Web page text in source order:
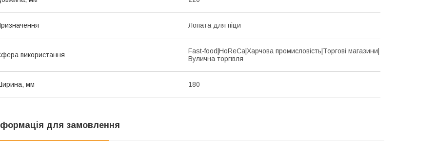
Лопата для піци
використання
Fast-food|HoReCa|Харчова промисловість|Торгові магазини|
Вулична торгівля
мм 180
для замовлення